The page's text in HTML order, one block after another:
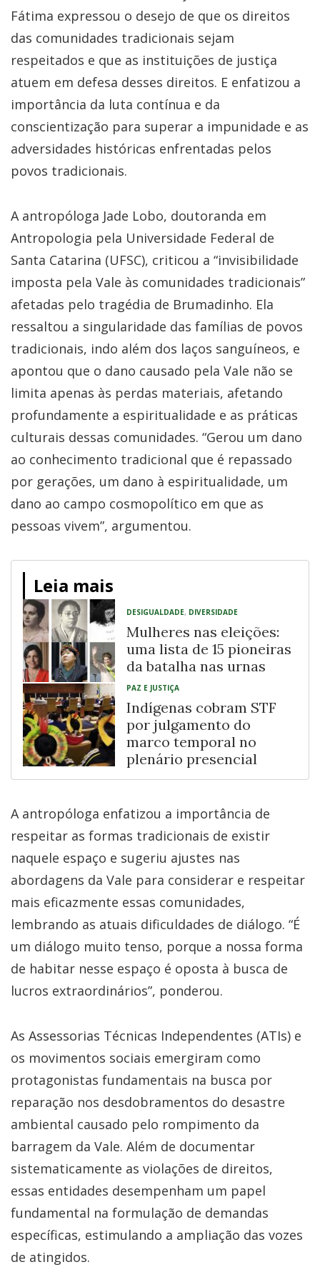
Fátima expressou o desejo de que os direitos
das comunidades tradicionais sejam
respeitados e que as instituições de justiça
atuem em defesa desses direitos. E enfatizou a
importância da luta contínua e da
conscientização para superar a impunidade e as
adversidades históricas enfrentadas pelos
povos tradicionais.
A antropóloga Jade Lobo, doutoranda em
Antropologia pela Universidade Federal de
Santa Catarina (UFSC), criticou a “invisibilidade
imposta pela Vale às comunidades tradicionais”
afetadas pelo tragédia de Brumadinho. Ela
ressaltou a singularidade das famílias de povos
tradicionais, indo além dos laços sanguíneos, e
apontou que o dano causado pela Vale não se
limita apenas às perdas materiais, afetando
profundamente a espiritualidade e as práticas
culturais dessas comunidades. “Gerou um dano
ao conhecimento tradicional que é repassado
por gerações, um dano à espiritualidade, um
dano ao campo cosmopolítico em que as
pessoas vivem”, argumentou.
Leia mais
DESIGUALDADE, DIVERSIDADE
Mulheres nas eleições:
uma lista de 15 pioneiras
da batalha nas urnas
PAZ E JUSTIÇA
Indígenas cobram STF
por julgamento do
marco temporal no
plenário presencial
A antropóloga enfatizou a importância de
respeitar as formas tradicionais de existir
naquele espaço e sugeriu ajustes nas
abordagens da Vale para considerar e respeitar
mais eficazmente essas comunidades,
lembrando as atuais dificuldades de diálogo. “É
um diálogo muito tenso, porque a nossa forma
de habitar nesse espaço é oposta à busca de
lucros extraordinários”, ponderou.
As Assessorias Técnicas Independentes (ATIs) e
os movimentos sociais emergiram como
protagonistas fundamentais na busca por
reparação nos desdobramentos do desastre
ambiental causado pelo rompimento da
barragem da Vale. Além de documentar
sistematicamente as violações de direitos,
essas entidades desempenham um papel
fundamental na formulação de demandas
específicas, estimulando a ampliação das vozes
de atingidos.